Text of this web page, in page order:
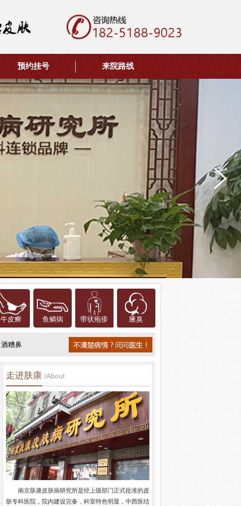
预约挂号 来院路线
牛皮癣 鱼鳞病 带状疱疹 腋臭
酒糟鼻
走进肤康 /About
南京肤康皮肤病研究所是经上级部门正式批准的皮
肤专科医院，院内建设完备，科室特色明显，中西医结